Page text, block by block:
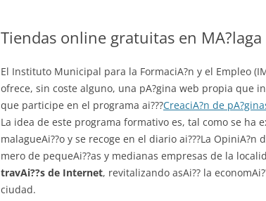
Tiendas online gratuitas en MA?laga
El Instituto Municipal para la FormaciA?n y el Empleo
ofrece, sin coste alguno, una pA?gina web propia que
que participe en el programa ai???CreaciA?n de
La idea de este programa formativo es, tal como se ha
malagueAi??o y se recoge en el diario ai???La OpiniA?n
mero de pequeAi??as y medianas empresas de la
travAi??s de Internet, revitalizando asAi?? la
ciudad.